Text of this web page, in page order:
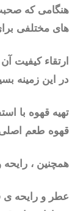
هنگامی که
های مختلفی
ارتقاء کیفیت
در این زمینه
تهیه قهوه با
قهوه طعم
همچنین ،
عطر و رایحه ی